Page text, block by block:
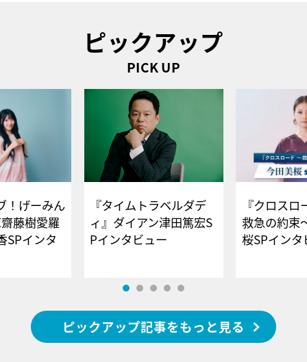
ピックアップ
PICK UP
！げーみん
藤樹愛羅
SPインタ
『タイムトラベルダデ
ィ』ダイアン津田篤宏S
Pインタビュー
『クロス
救急の約束
桜SPイ
ピックアップ記事をもっと見る